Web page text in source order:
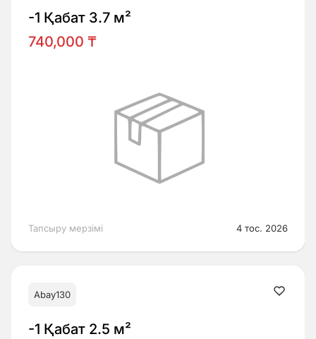
-1 Қабат 3.7 м²
740,000 ₸
Тапсыру мерзімі 4 тос. 2026
Abay130
-1 Қабат 2.5 м²